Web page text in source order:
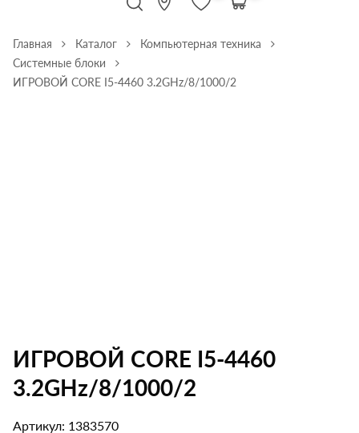
Главная Каталог
Компьютерная техника
Системные блоки
ИГРОВОЙ CORE I5-4460 3.2GHz/8/1000/2
ИГРОВОЙ CORE I5-4460
3.2GHz/8/1000/2
Артикул: 1383570